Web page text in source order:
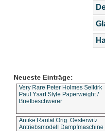
Neueste Einträge:
Very Rare Peter Holmes Selkirk
Paul Ysart Style Paperweight /
Briefbeschwerer
Antike Rarität Orig. Oesterwitz
Antriebsmodell Dampfmaschine